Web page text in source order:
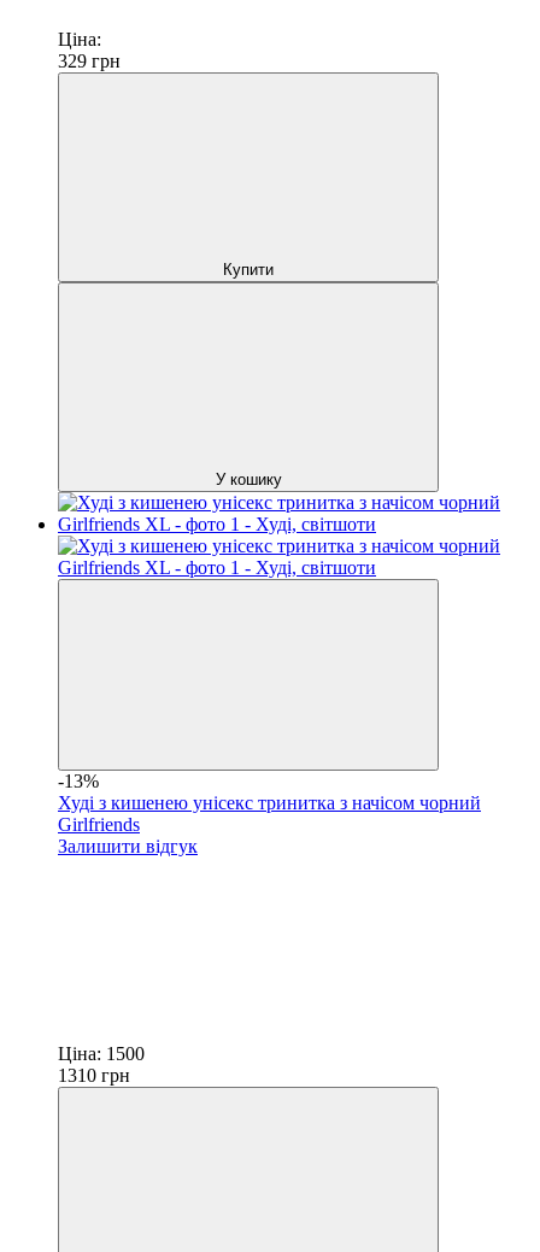
Ціна:
329 грн
Купити
У кошику
-13%
Худі з кишенею унісекс тринитка з начісом чорний
Girlfriends
Залишити відгук
Ціна: 1500
1310 грн